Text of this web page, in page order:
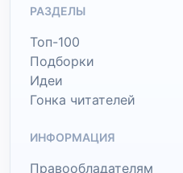
РАЗДЕЛЫ
Топ-100
Подборки
Идеи
Гонка читателей
ИНФОРМАЦИЯ
Правообладателям